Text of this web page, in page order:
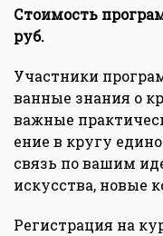
Стоимость
руб.
Участники
ванные знания о
важные
ение в кругу
связь по вашим
искусства, новые
Регистрация на